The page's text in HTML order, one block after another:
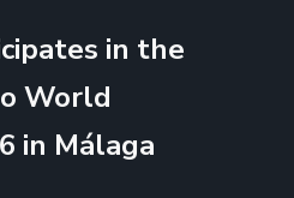
in the
World
in Málaga